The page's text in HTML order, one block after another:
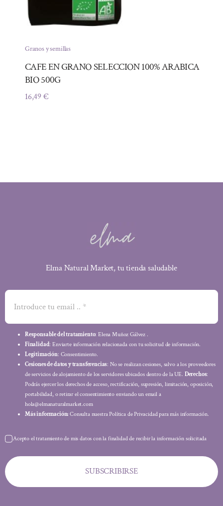
Granos y semillas
CAFE EN GRANO SELECCION 100% ARABICA
BIO 500G
16,49€
Elma Natural Market, tu tienda saludable
Responsable del tratamiento: Elena Muñoz Gálvez .
Finalidad: Enviarte información relacionada con tu solicitud de información.
Legitimación: Consentimiento.
Cesiones de datos y transferencias: No se realizan cesiones, salvo a los proveedores
de servicios de alojamiento de los servidores ubicados dentro de la UE. Derechos:
Podrás ejercer los derechos de acceso, rectificación, supresión, limitación, oposición,
portabilidad, o retirar el consentimiento enviando un email a
hola@elmanaturalmarket.com
Más información: Consulta nuestra Política de Privacidad para más información.
Acepto el tratamiento de mis datos con la finalidad de recibir la información solicitada
SUBSCRIBIRSE